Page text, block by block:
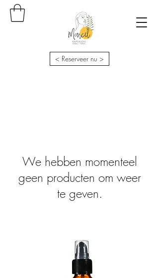
< Reserveer nu >
We hebben momenteel
geen producten om weer
te geven.